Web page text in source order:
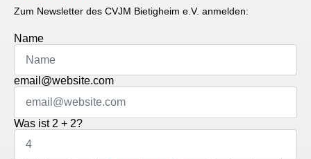
Zum Newsletter des CVJM Bietigheim e.V. anmelden:
Name
email@website.com
Was ist 2 + 2?